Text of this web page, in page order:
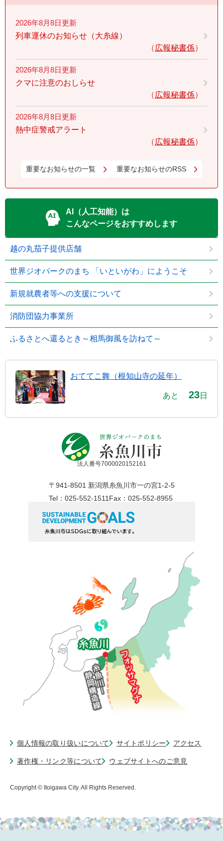
2026年8月8日更新
列車運休のお知らせ（大糸線）
広報秘書係
2026年8月8日更新
クマに注意のおしらせ
広報秘書係
2026年8月8日更新
熱中症警戒アラート
広報秘書係
重要なお知らせの一覧 重要なお知らせのRSS
AI（人工知能）は
こんなページをおすすめします
越の丸茄子提供店舗
世界ジオパークのまち 「いといがわ」にようこそ
新規就農者等への支援について
消防団協力事業所
ふるさとへ還るとき～相馬御風を訪ねて～
おててこ舞（根知山寺の延年）
あと 23日
法人番号7000020152161
〒941-8501 新潟県糸魚川市一の宮1-2-5
Tel：025-552-1511 Fax：025-552-8955
個人情報の取り扱いについて サイトポリシー アクセス
著作権・リンク等について ウェブサイトへのご意見
Copyright © Itoigawa City. All Rights Reserved.